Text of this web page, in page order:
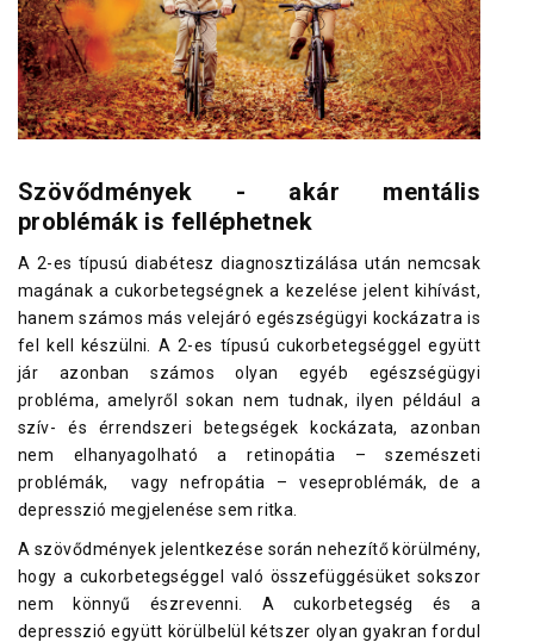
Szövődmények - akár mentális
problémák is felléphetnek
A 2-es típusú diabétesz diagnosztizálása után nemcsak
magának a cukorbetegségnek a kezelése jelent kihívást,
hanem számos más velejáró egészségügyi kockázatra is
fel kell készülni. A 2-es típusú cukorbetegséggel együtt
jár azonban számos olyan egyéb egészségügyi
probléma, amelyről sokan nem tudnak, ilyen például a
szív- és érrendszeri betegségek kockázata, azonban
nem elhanyagolható a retinopátia – szemészeti
problémák, vagy nefropátia – veseproblémák, de a
depresszió megjelenése sem ritka.
A szövődmények jelentkezése során nehezítő körülmény,
hogy a cukorbetegséggel való összefüggésüket sokszor
nem könnyű észrevenni. A cukorbetegség és a
depresszió együtt körülbelül kétszer olyan gyakran fordul